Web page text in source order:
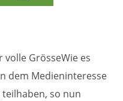
GrösseWie es
dem Medieninteresse
so nun